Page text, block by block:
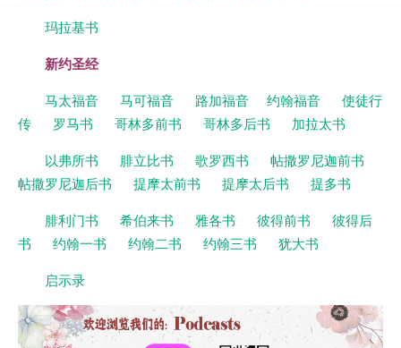
玛拉基书
新约圣经
马太福音 马可福音 路加福音 约翰福音
使徒行
传
罗马书 哥林多前书 哥林多后书
加拉太书
以弗所书
腓立比书 歌罗西书
帖撒罗尼迦前书
帖撒罗尼迦后书
提摩太前书 提摩太后书
提多书
腓利门书
希伯来书 雅各书 彼得前书
彼得后
书
约翰一书 约翰二书 约翰三书
犹大书
启示录